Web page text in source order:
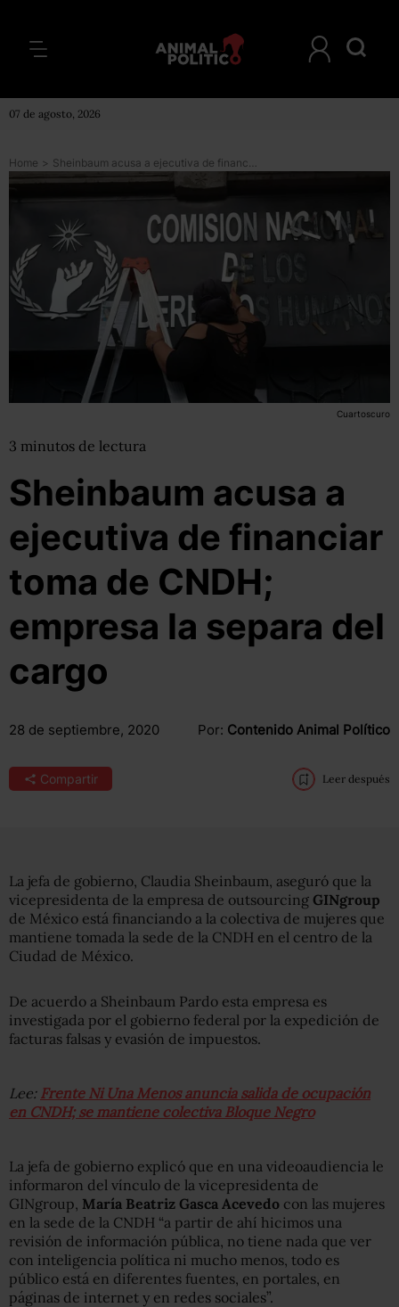
07 de agosto, 2026
Home > Sheinbaum acusa a ejecutiva de financiar toma de CNDH; empresa la separa del cargo
Cuartoscuro
3 minutos de lectura
Sheinbaum acusa a
ejecutiva de financiar
toma de CNDH;
empresa la separa del
cargo
28 de septiembre, 2020 Por: Contenido Animal Político
Compartir Leer después
La jefa de gobierno, Claudia Sheinbaum, aseguró que la
vicepresidenta de la empresa de outsourcing GINgroup
de México está financiando a la colectiva de mujeres que
mantiene tomada la sede de la CNDH en el centro de la
Ciudad de México.
De acuerdo a Sheinbaum Pardo esta empresa es
investigada por el gobierno federal por la expedición de
facturas falsas y evasión de impuestos.
Lee: Frente Ni Una Menos anuncia salida de ocupación
en CNDH; se mantiene colectiva Bloque Negro
La jefa de gobierno explicó que en una videoaudiencia le
informaron del vínculo de la vicepresidenta de
GINgroup, María Beatriz Gasca Acevedo con las mujeres
en la sede de la CNDH “a partir de ahí hicimos una
revisión de información pública, no tiene nada que ver
con inteligencia política ni mucho menos, todo es
público está en diferentes fuentes, en portales, en
páginas de internet y en redes sociales”.